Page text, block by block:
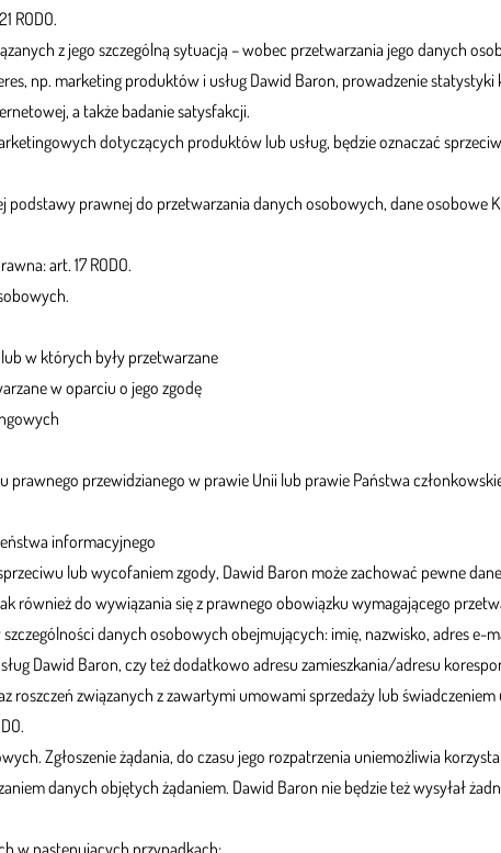
RODO.
z jego szczególną sytuacją – wobec przetwarzania jego danych
np. marketing produktów i usług Dawid Baron, prowadzenie statystyki
a także badanie satysfakcji.
dotyczących produktów lub usług, będzie oznaczać
podstawy prawnej do przetwarzania danych osobowych, dane osobowe
art. 17 RODO.
w których były przetwarzane
w oparciu o jego zgodę
przewidzianego w prawie Unii lub prawie Państwa
informacyjnego
lub wycofaniem zgody, Dawid Baron może zachować pewne
również do wywiązania się z prawnego obowiązku wymagającego
danych osobowych obejmujących: imię, nazwisko, adres e-
Dawid Baron, czy też dodatkowo adresu zamieszkania/adresu
związanych z zawartymi umowami sprzedaży lub świadczeniem
Zgłoszenie żądania, do czasu jego rozpatrzenia uniemożliwia
danych objętych żądaniem. Dawid Baron nie będzie też wysyłał
w następujących przypadkach: